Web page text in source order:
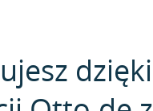
dzięki